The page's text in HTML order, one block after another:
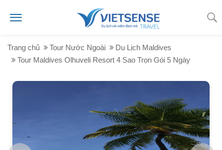
Trang chủ Tour Nước Ngoài
Du Lịch Maldives
Tour Maldives Olhuveli Resort 4 Sao Trọn Gói 5 Ngày